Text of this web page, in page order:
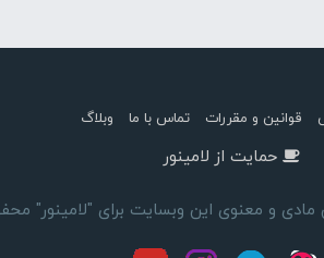
قوانین و مقررات تماس با ما وبلاگ
حمایت از لامینور